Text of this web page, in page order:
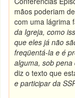
mãos poderiam
com uma lágrima
da Igreja, como
que eles já não
freqüentá-la e é
alguma, sob
diz o texto que
e participar da